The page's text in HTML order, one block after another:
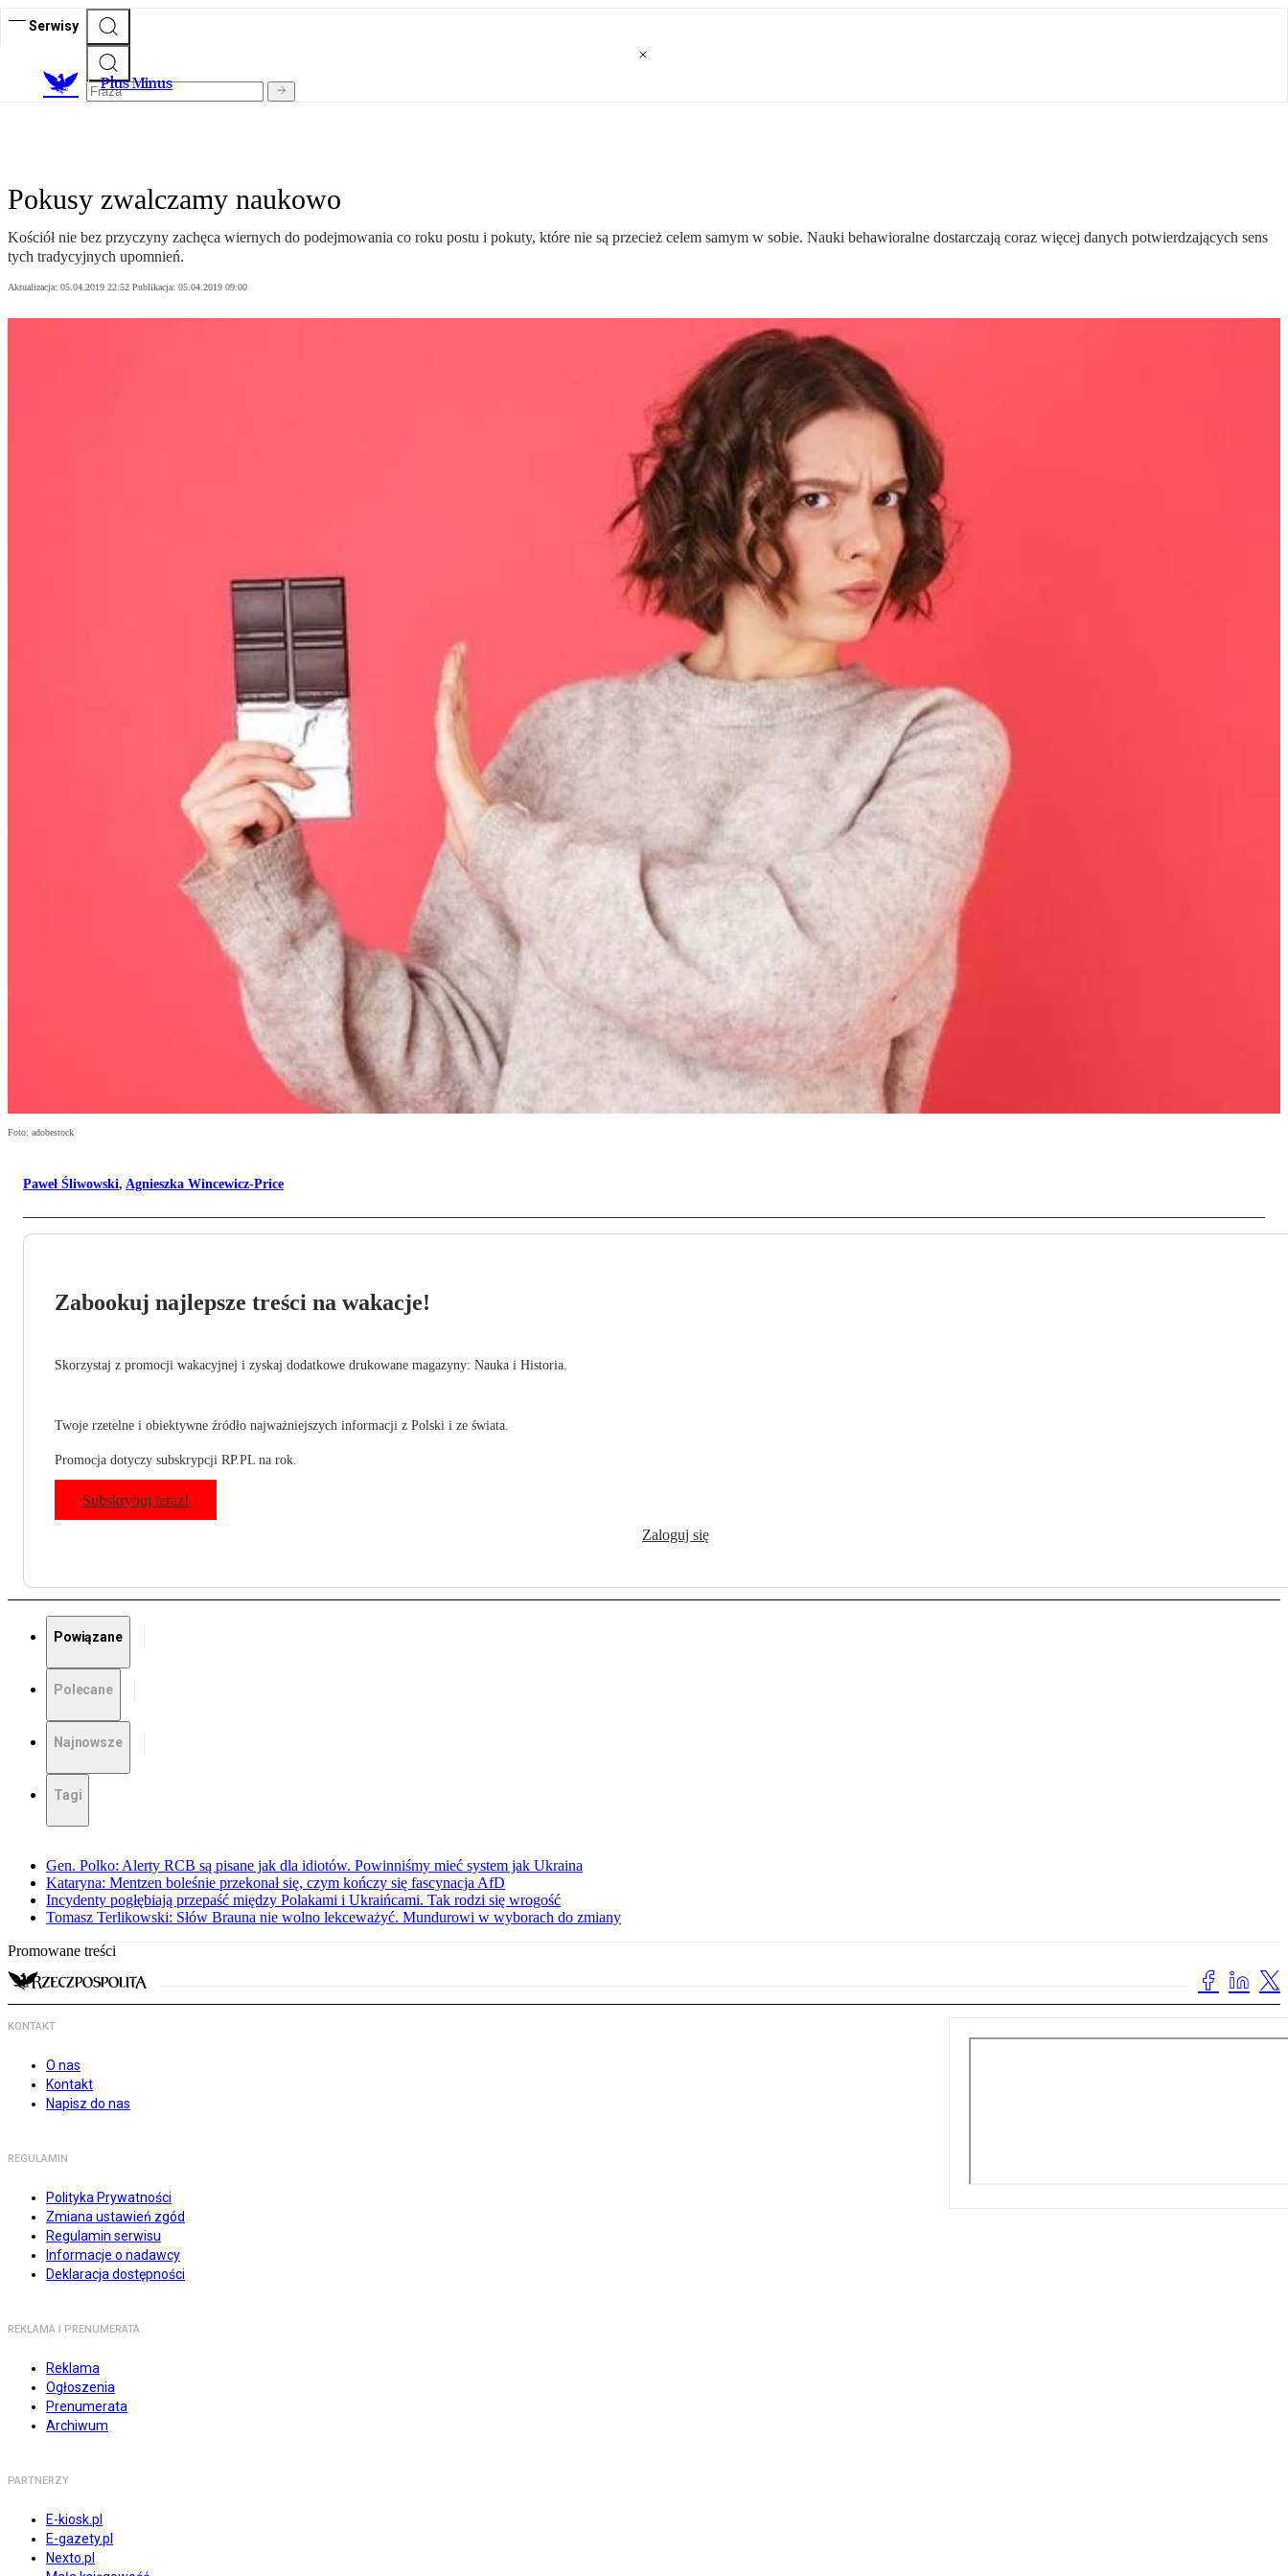
Serwisy
Plus Minus
Pokusy zwalczamy naukowo
Kościół nie bez przyczyny zachęca wiernych do podejmowania co roku postu i pokuty, które nie są przecież celem samym w sobie. Nauki behawioralne dostarczają coraz więcej danych potwierdzających sens
tych tradycyjnych upomnień.
Aktualizacja: 05.04.2019 22:52 Publikacja: 05.04.2019 09:00
Foto: adobestock
Paweł Śliwowski, Agnieszka Wincewicz-Price
Zabookuj najlepsze treści na wakacje!
Skorzystaj z promocji wakacyjnej i zyskaj dodatkowe drukowane magazyny: Nauka i Historia.
Twoje rzetelne i obiektywne źródło najważniejszych informacji z Polski i ze świata.
Promocja dotyczy subskrypcji RP.PL na rok.
Subskrybuj teraz!
Zaloguj się
Powiązane
Polecane
Najnowsze
Tagi
Gen. Polko: Alerty RCB są pisane jak dla idiotów. Powinniśmy mieć system jak Ukraina
Kataryna: Mentzen boleśnie przekonał się, czym kończy się fascynacja AfD
Incydenty pogłębiają przepaść między Polakami i Ukraińcami. Tak rodzi się wrogość
Tomasz Terlikowski: Słów Brauna nie wolno lekceważyć. Mundurowi w wyborach do zmiany
Promowane treści
KONTAKT
O nas
Kontakt
Napisz do nas
REGULAMIN
Polityka Prywatności
Zmiana ustawień zgód
Regulamin serwisu
Informacje o nadawcy
Deklaracja dostępności
REKLAMA I PRENUMERATA
Reklama
Ogłoszenia
Prenumerata
Archiwum
PARTNERZY
E-kiosk.pl
E-gazety.pl
Nexto.pl